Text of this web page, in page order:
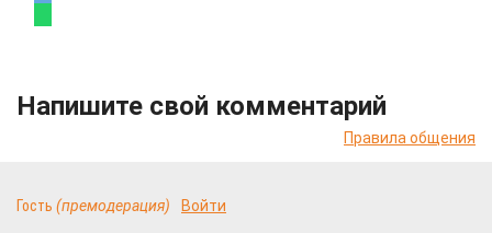
Напишите свой комментарий
Правила общения
Гость (премодерация) Войти